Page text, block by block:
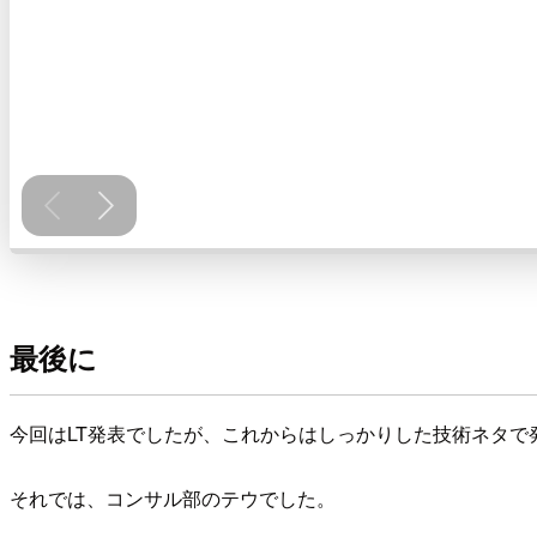
最後に
今回はLT発表でしたが、これからはしっかりした技術ネタで
それでは、コンサル部のテウでした。